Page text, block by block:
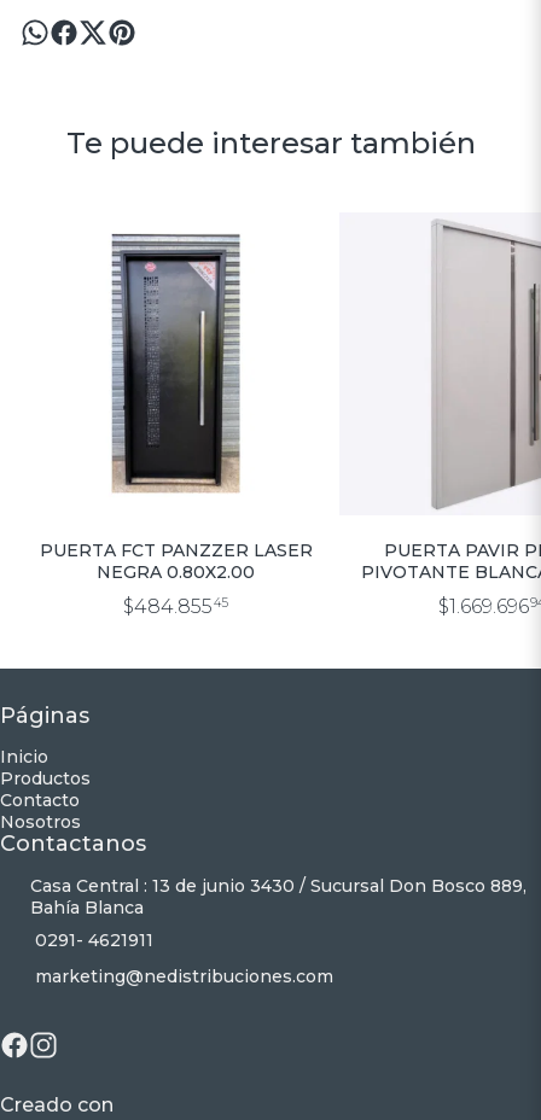
Te puede interesar también
PUERTA FCT PANZZER LASER
NEGRA 0.80X2.00
$484.85545
PUERTA PAVIR
PIVOTANTE
CIEGA
$1.669.696
Páginas
Inicio
Productos
Contacto
Nosotros
Contactanos
Casa Central : 13 de junio 3430 / Sucursal Don Bosco 889,
Bahía Blanca
0291- 4621911
marketing@nedistribuciones.com
Creado con